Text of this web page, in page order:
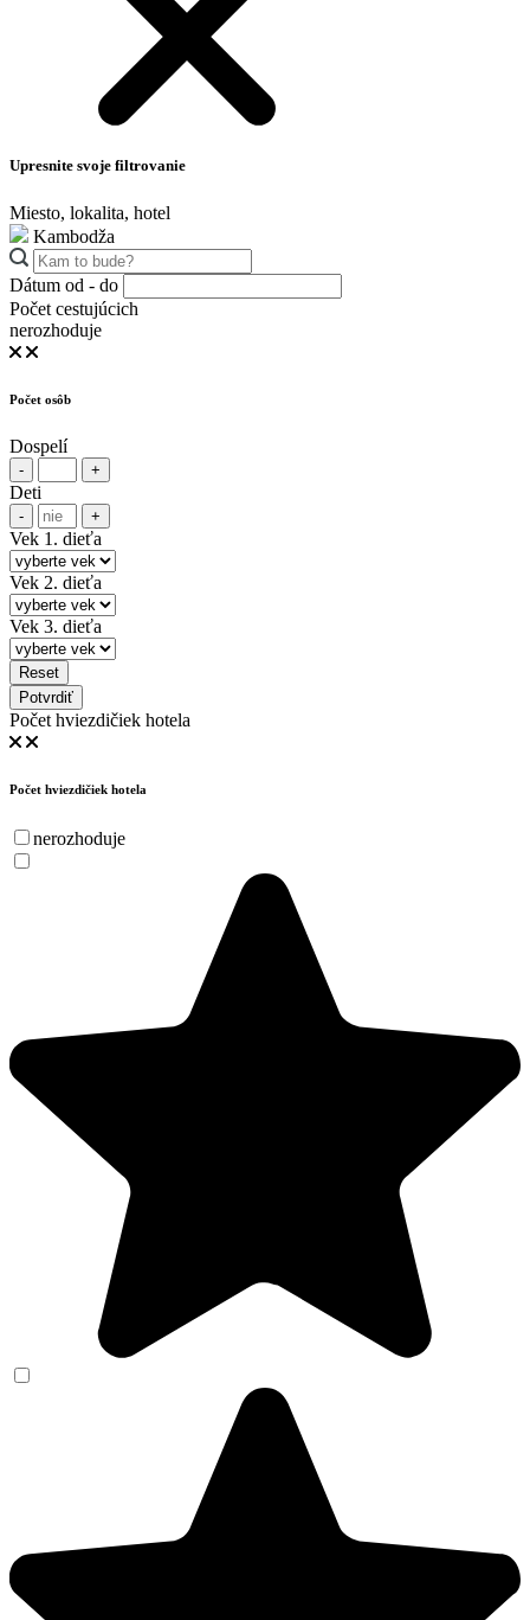
Upresnite svoje filtrovanie
Miesto, lokalita, hotel
Kambodža
Dátum od - do
Počet cestujúcich
nerozhoduje
Počet osôb
Dospelí
- +
Deti
- +
Vek 1. dieťa
Vek 2. dieťa
Vek 3. dieťa
Reset
Potvrdiť
Počet hviezdičiek hotela
Počet hviezdičiek hotela
nerozhoduje